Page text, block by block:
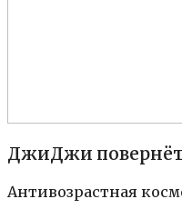
ДжиДжи повернёт
Антивозрастная